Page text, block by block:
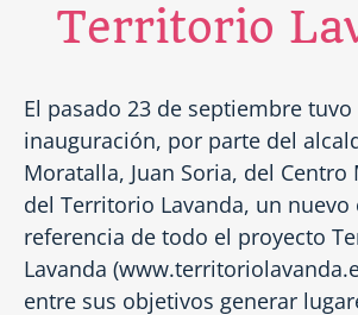
Territorio
El pasado 23 de septiembre
inauguración, por parte del
Moratalla, Juan Soria, del
del Territorio Lavanda, un nuevo
referencia de todo el proyecto
Lavanda
entre sus objetivos generar